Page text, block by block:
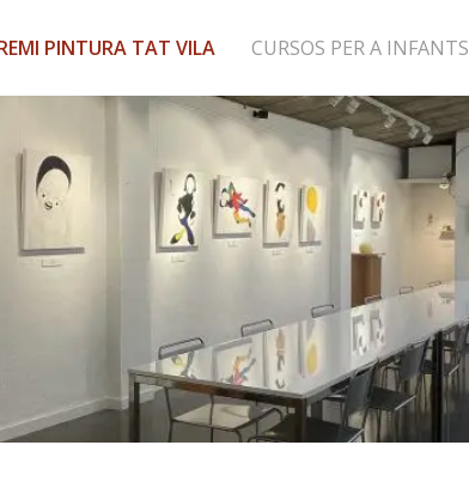
PINTURA TAT VILA CURSOS PER A INFANTS